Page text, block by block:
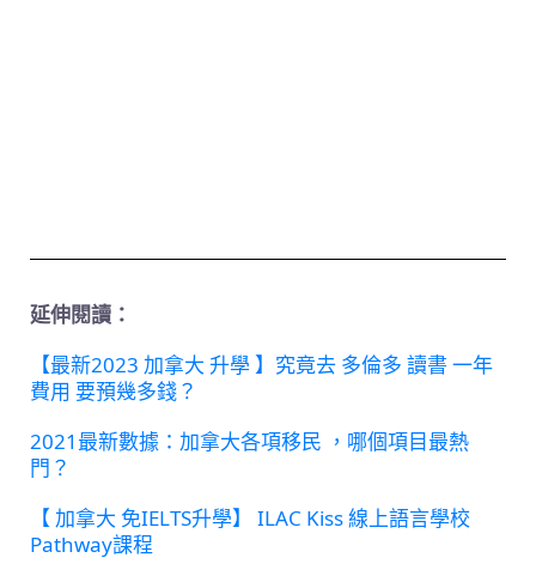
延伸閱讀：
【最新2023 加拿大 升學 】究竟去 多倫多 讀書 一年
費用 要預幾多錢？
2021最新數據：加拿大各項移民 ，哪個項目最熱
門？
【 加拿大 免IELTS升學】 ILAC Kiss 線上語言學校
Pathway課程